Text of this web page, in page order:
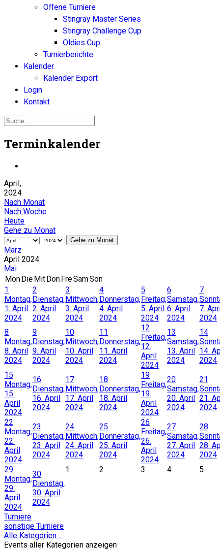
Offene Turniere
Stingray Master Series
Stingray Challenge Cup
Oldies Cup
Turnierberichte
Kalender
Kalender Export
Login
Kontakt
Terminkalender
April,
2024
Nach Monat
Nach Woche
Heute
Gehe zu Monat
Gehe zu Monat
März
April 2024
Mai
MonDieMitDonFreSamSon
1
Montag,
1. April
2024
2
Dienstag,
2. April
2024
3
Mittwoch,
3. April
2024
4
Donnerstag,
4. April
2024
5
Freitag,
5. April
2024
6
Samstag,
6. April
2024
7
7.
2024
8
Montag,
8. April
2024
9
Dienstag,
9. April
2024
10
Mittwoch,
10. April
2024
11
Donnerstag,
11. April
2024
12
Freitag,
12.
April
2024
13
Samstag,
13. April
2024
14
14.
2024
15
Montag,
15.
April
2024
16
Dienstag,
16. April
2024
17
Mittwoch,
17. April
2024
18
Donnerstag,
18. April
2024
19
Freitag,
19.
April
2024
20
Samstag,
20. April
2024
21
21.
2024
22
Montag,
22.
April
2024
23
Dienstag,
23. April
2024
24
Mittwoch,
24. April
2024
25
Donnerstag,
25. April
2024
26
Freitag,
26.
April
2024
27
Samstag,
27. April
2024
28
28.
2024
29
Montag,
29.
April
2024
30
Dienstag,
30. April
2024
1 2 3 4 5
Turniere
sonstige Turniere
Alle Kategorien ...
Events aller Kategorien anzeigen